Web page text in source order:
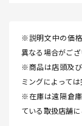
※説明文中の価
異なる場合がござ
※商品は店頭及
ミングによって
※在庫は遠隔倉
ている取扱店舗